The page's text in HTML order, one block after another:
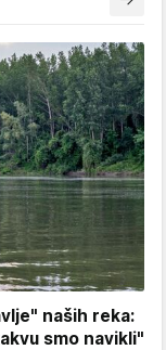
naših reka:
smo navikli"